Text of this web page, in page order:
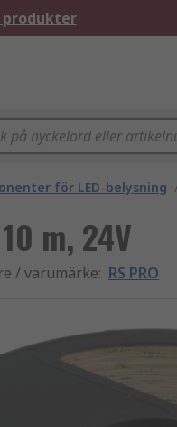
produkter
för LED-belysning
m, 24V
/ varumärke: RS PRO